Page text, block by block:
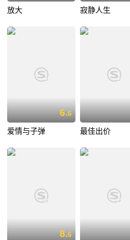
放大 寂静人生
6.6
爱情与子弹 最佳出价
8.6